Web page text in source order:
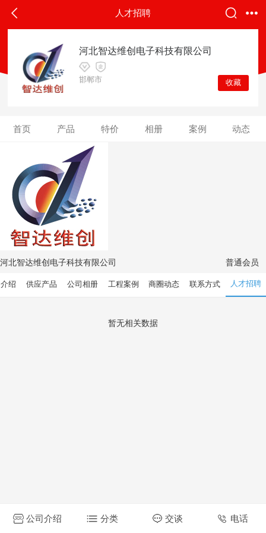
人才招聘
河北智达维创电子科技有限公司
邯郸市 收藏
首页 产品 特价 相册 案例 动态
人才招聘
河北智达维创电子科技有限公司 普通会员
绍 供应产品 公司相册 工程案例 商圈动态 联系方式 人才招聘
暂无相关数据
公司介绍 分类 交谈 电话